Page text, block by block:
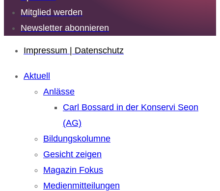
Mitglied werden
Newsletter abonnieren
Impressum | Datenschutz
Aktuell
Anlässe
Carl Bossard in der Konservi Seon
(AG)
Bildungskolumne
Gesicht zeigen
Magazin Fokus
Medienmitteilungen